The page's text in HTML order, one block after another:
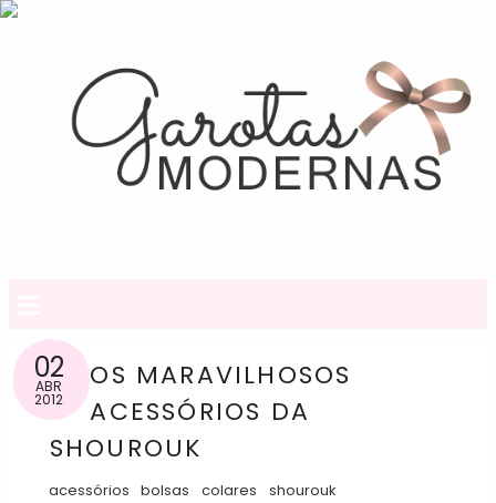
02
ABR
2012
OS MARAVILHOSOS
ACESSÓRIOS DA
SHOUROUK
acessórios bolsas colares shourouk